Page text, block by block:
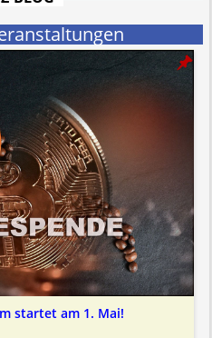
startet am 1. Mai!